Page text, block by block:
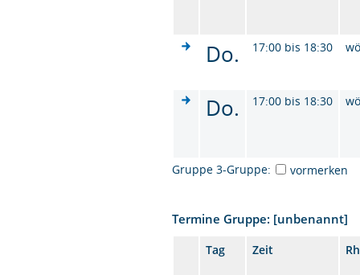
Do. 17:00 bis 18:30
Do. 17:00 bis 18:30
Gruppe 3-Gruppe: vormerken
Termine Gruppe: [unbenannt]
Tag Zeit